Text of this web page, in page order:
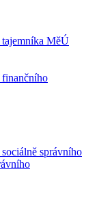
tajemníka MěÚ
finančního
správního